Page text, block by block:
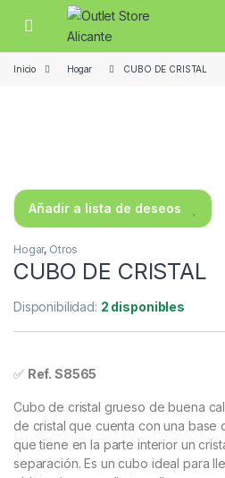
Skip to navigation
Skip to content
Open
Inicio Hogar CUBO DE CRISTAL
Añadir a lista de deseos
Hogar, Otros
CUBO DE CRISTAL
Disponibilidad: 2 disponibles
✅ Ref. S8565
Cubo de cristal grueso de buena
de cristal que cuenta con una base
que tiene en la parte interior un
separación. Es un cubo ideal para